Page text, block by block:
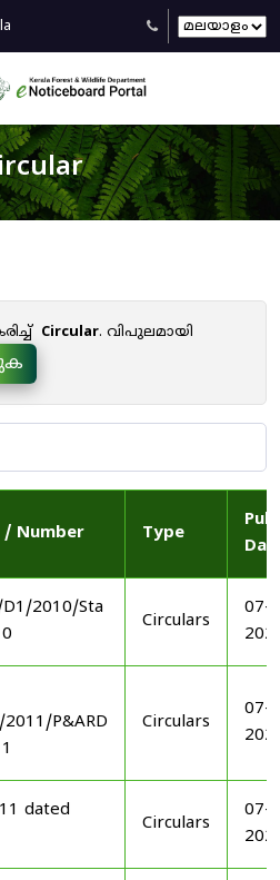
Circular. വിപുലമായി
Number Type
2010/Sta
Circulars
07-
P&ARD
Circulars
07-
dated
Circulars
07-